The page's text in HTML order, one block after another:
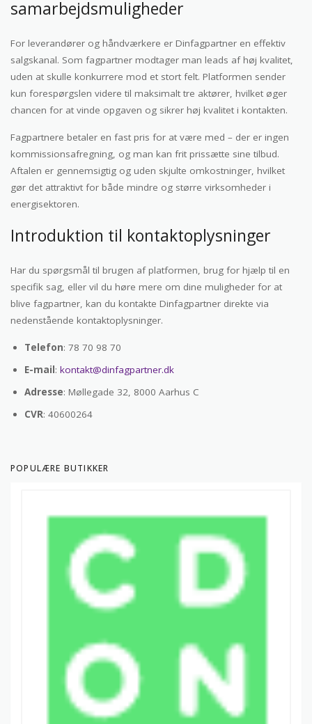
samarbejdsmuligheder
For leverandører og håndværkere er Dinfagpartner en effektiv
salgskanal. Som fagpartner modtager man leads af høj kvalitet,
uden at skulle konkurrere mod et stort felt. Platformen sender
kun forespørgslen videre til maksimalt tre aktører, hvilket øger
chancen for at vinde opgaven og sikrer høj kvalitet i kontakten.
Fagpartnere betaler en fast pris for at være med – der er ingen
kommissionsafregning, og man kan frit prissætte sine tilbud.
Aftalen er gennemsigtig og uden skjulte omkostninger, hvilket
gør det attraktivt for både mindre og større virksomheder i
energisektoren.
Introduktion til kontaktoplysninger
Har du spørgsmål til brugen af platformen, brug for hjælp til en
specifik sag, eller vil du høre mere om dine muligheder for at
blive fagpartner, kan du kontakte Dinfagpartner direkte via
nedenstående kontaktoplysninger.
Telefon: 78 70 98 70
E-mail: kontakt@dinfagpartner.dk
Adresse: Møllegade 32, 8000 Aarhus C
CVR: 40600264
POPULÆRE BUTIKKER